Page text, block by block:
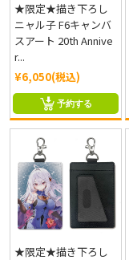
★限定★描き下ろし
ニャル子 F6キャンバ
スアート 20th Annive
r...
¥6,050(税込)
予約する
★限定★描き下ろし